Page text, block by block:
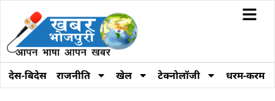
देस-बिदेस राजनीति खेल टेक्नोलॉजी धरम-करम